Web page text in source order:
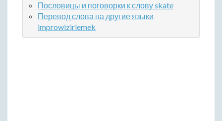
Пословицы и поговорки к слову skate
Перевод слова на другие языки
improwizirlemek